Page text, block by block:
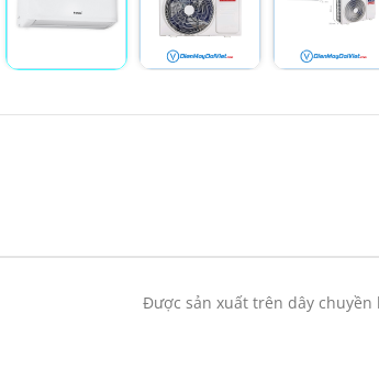
Được sản xuất trên dây